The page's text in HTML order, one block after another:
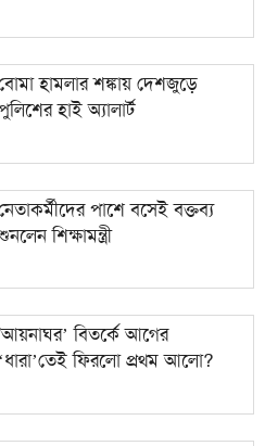
হামলার শঙ্কায় দেশজুড়ে
হাই অ্যালার্ট
পাশে বসেই বক্তব্য
শিক্ষামন্ত্রী
বিতর্কে আগের
‘ধারা’তেই ফিরলো প্রথম আলো?